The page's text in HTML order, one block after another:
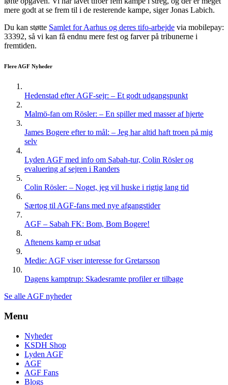
mere godt at se frem til i de resterende kampe, siger Jonas Labich.
Du kan støtte Samlet for Aarhus og deres tifo-arbejde via mobilepay:
33392, så vi kan få endnu mere fest og farver på tribunerne i
fremtiden.
Flere AGF Nyheder
Hedenstad efter AGF-sejr: – Et godt udgangspunkt
Malmö-fan om Rösler: – En spiller med masser af hjerte
James Bogere efter to mål: – Jeg har altid haft troen på mig
selv
Lyden AGF med info om Sabah-tur, Colin Rösler og
evaluering af sejren i Randers
Colin Rösler: – Noget, jeg vil huske i rigtig lang tid
Særtog til AGF-fans med nye afgangstider
AGF – Sabah FK: Bom, Bom Bogere!
Aftenens kamp er udsat
Medie: AGF viser interesse for Gretarsson
Dagens kamptrup: Skadesramte profiler er tilbage
Se alle AGF nyheder
Menu
Nyheder
KSDH Shop
Lyden AGF
AGF
AGF Fans
Blogs